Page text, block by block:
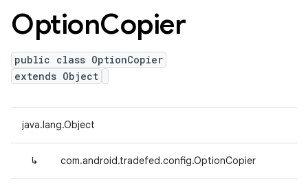
OptionCopier
public class OptionCopier
extends Object
java.lang.Object
↳ com.android.tradefed.config.OptionCopier